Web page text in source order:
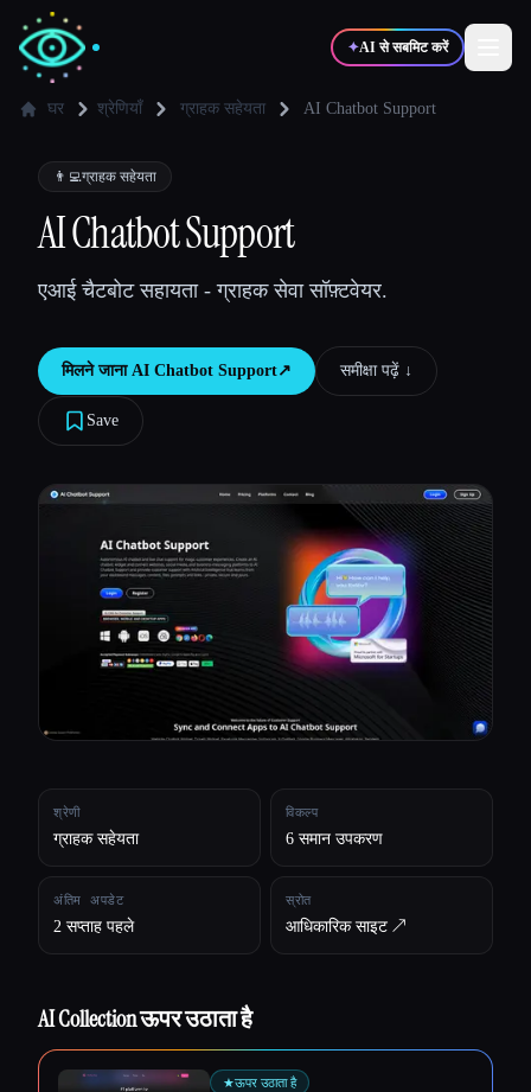
✦AI से सबमिट करें
✍️लेखक
💻 📈
सभी श्रेणियाँ
हमारे बारे में
घर श्रेणियाँ ग्राहक सहेयता AI Chatbot Support
👨‍💻ग्राहक सहेयता
AI Chatbot Support
एआई चैटबोट सहायता - ग्राहक सेवा सॉफ़्टवेयर.
मिलने जाना AI Chatbot Support↗︎ समीक्षा पढ़ें ↓︎
Save
श्रेणी
ग्राहक सहेयता
विकल्प
6 समान उपकरण
अंतिम अपडेट
2 सप्ताह पहले
स्रोत
आधिकारिक साइट ↗︎
AI Collection ऊपर उठाता है
★ऊपर उठाता है